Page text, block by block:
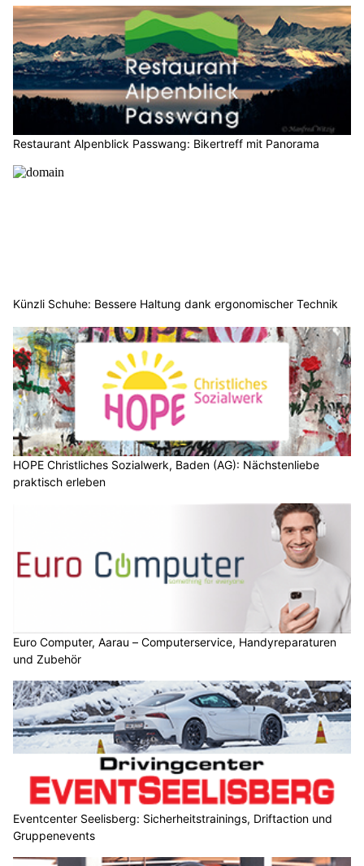
Restaurant Alpenblick Passwang: Bikertreff mit Panorama
Künzli Schuhe: Bessere Haltung dank ergonomischer Technik
HOPE Christliches Sozialwerk, Baden (AG): Nächstenliebe
praktisch erleben
Euro Computer, Aarau – Computerservice, Handyreparaturen
und Zubehör
Eventcenter Seelisberg: Sicherheitstrainings, Driftaction und
Gruppenevents